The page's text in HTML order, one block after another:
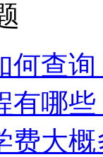
何查询
有哪些
费大